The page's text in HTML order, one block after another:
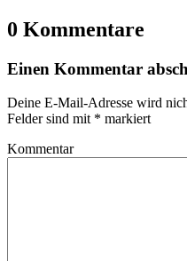
0 Kommentare
Einen Kommentar
Deine E-Mail-Adresse wird
Felder sind mit * markiert
Kommentar